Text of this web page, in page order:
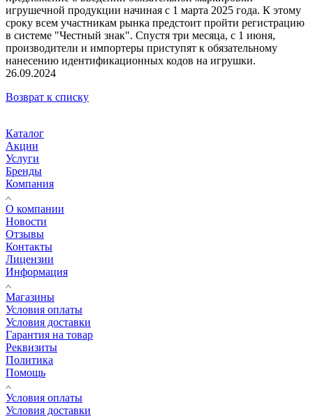
игрушечной продукции начиная с 1 марта 2025 года. К этому
сроку всем участникам рынка предстоит пройти регистрацию
в системе "Честный знак". Спустя три месяца, с 1 июня,
производители и импортеры приступят к обязательному
нанесению идентификационных кодов на игрушки.
26.09.2024
Возврат к списку
Каталог
Акции
Услуги
Бренды
Компания
О компании
Новости
Отзывы
Контакты
Лицензии
Информация
Магазины
Условия оплаты
Условия доставки
Гарантия на товар
Реквизиты
Политика
Помощь
Условия оплаты
Условия доставки